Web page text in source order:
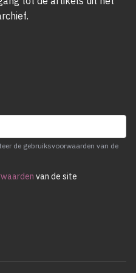
de gebruiksvoorwaarden van de
van de site